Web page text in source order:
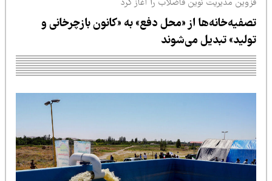
مدیریت نوین فاضلاب را آغاز کرد
از «محل دفع» به «کانون بازچرخانی و
تبدیل می‌شوند